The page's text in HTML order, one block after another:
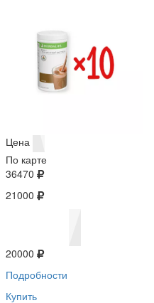
Цена
По карте
36470
21000
20000
Подробности
Купить